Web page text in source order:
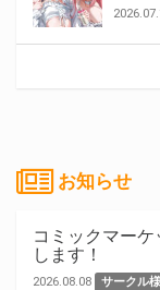
お知らせ
コミックマー
します！
2026.08.08 サークル